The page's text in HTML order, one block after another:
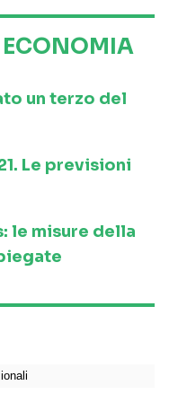
ECONOMIA
un terzo del
Le previsioni
le misure della